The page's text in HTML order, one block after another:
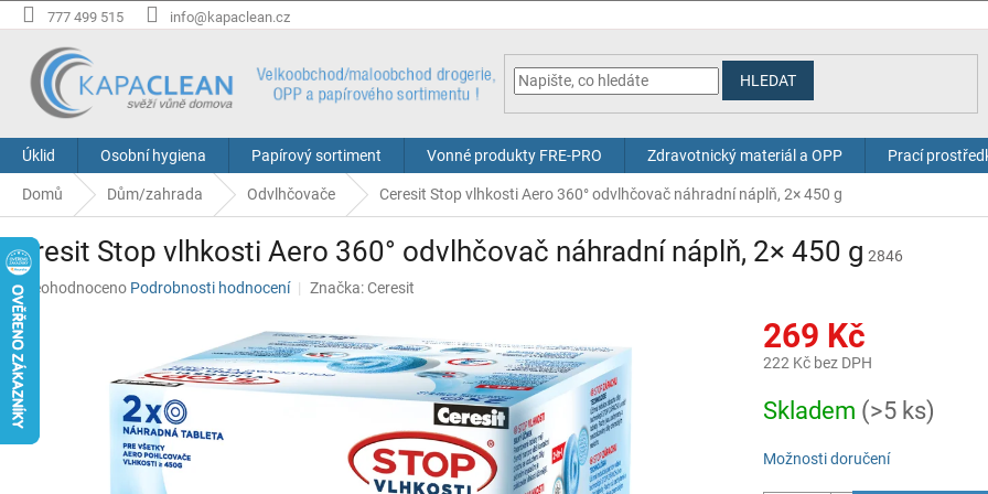
Přejít
na
777 499 515 info@kapaclean.cz
HLEDAT
Úklid Osobní hygiena Papírový sortiment Vonné produkty FRE-PRO Zdravotnický materiál a OPP Prací
Domů Dům/zahrada Odvlhčovače Ceresit Stop vlhkosti Aero 360° odvlhčovač náhradní náplň, 2× 450 g
Ceresit Stop vlhkosti Aero 360° odvlhčovač náhradní náplň, 2× 450 g 2846
Průměrné
hodnocení
produktu
je
0,0
z
5
hvězdiček.
Neohodnoceno Podrobnosti hodnocení Značka:Ceresit
269 Kč
222 Kč bez DPH
cena:
Skladem (>5 ks)
Možnosti doručení